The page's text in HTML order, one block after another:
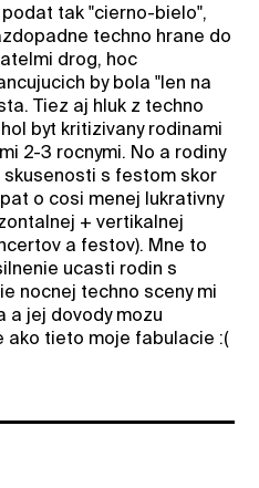
tak "cierno-bielo",
techno hrane do
drog, hoc
by bola "len na
Tiez aj hluk z techno
byt kritizivany rodinami
2-3 rocnymi. No a rodiny
s festom skor
o cosi menej lukrativny
+ vertikalnej
a festov). Mne to
ucasti rodin s
nocnej techno sceny mi
a jej dovody mozu
ako tieto moje fabulacie :(